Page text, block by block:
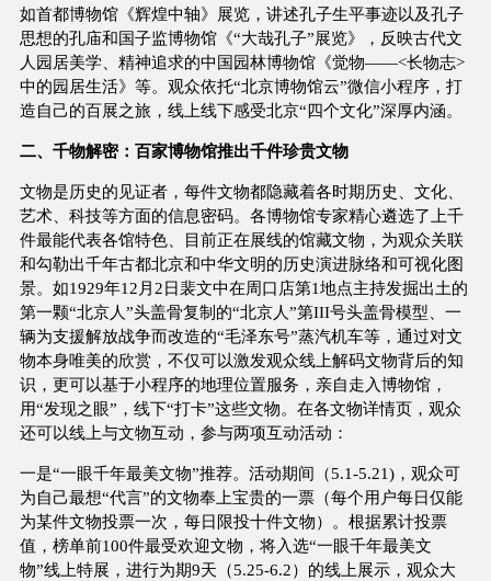
如首都博物馆《辉煌中轴》展览，讲述孔子生平事迹以及孔子
思想的孔庙和国子监博物馆《“大哉孔子”展览》，反映古代文
人园居美学、精神追求的中国园林博物馆《觉物——<长物志>
中的园居生活》等。观众依托“北京博物馆云”微信小程序，打
造自己的百展之旅，线上线下感受北京“四个文化”深厚内涵。
二、千物解密：百家博物馆推出千件珍贵文物
文物是历史的见证者，每件文物都隐藏着各时期历史、文化、
艺术、科技等方面的信息密码。各博物馆专家精心遴选了上千
件最能代表各馆特色、目前正在展线的馆藏文物，为观众关联
和勾勒出千年古都北京和中华文明的历史演进脉络和可视化图
景。如1929年12月2日裴文中在周口店第1地点主持发掘出土的
第一颗“北京人”头盖骨复制的“北京人”第III号头盖骨模型、一
辆为支援解放战争而改造的“毛泽东号”蒸汽机车等，通过对文
物本身唯美的欣赏，不仅可以激发观众线上解码文物背后的知
识，更可以基于小程序的地理位置服务，亲自走入博物馆，
用“发现之眼”，线下“打卡”这些文物。在各文物详情页，观众
还可以线上与文物互动，参与两项互动活动：
一是“一眼千年最美文物”推荐。活动期间（5.1-5.21)，观众可
为自己最想“代言”的文物奉上宝贵的一票（每个用户每日仅能
为某件文物投票一次，每日限投十件文物）。根据累计投票
值，榜单前100件最受欢迎文物，将入选“一眼千年最美文
物”线上特展，进行为期9天（5.25-6.2）的线上展示，观众大